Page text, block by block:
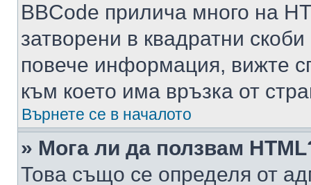
BBCode прилича много на
затворени в квадратни
повече информация, вижте
към което има връзка от
Върнете се в началото
» Мога ли да ползвам
Това също се определя от